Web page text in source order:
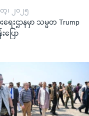
၊ ၂၀၂၅
ရေးဌာနမှာ သမ္မတ Trump
ပြော